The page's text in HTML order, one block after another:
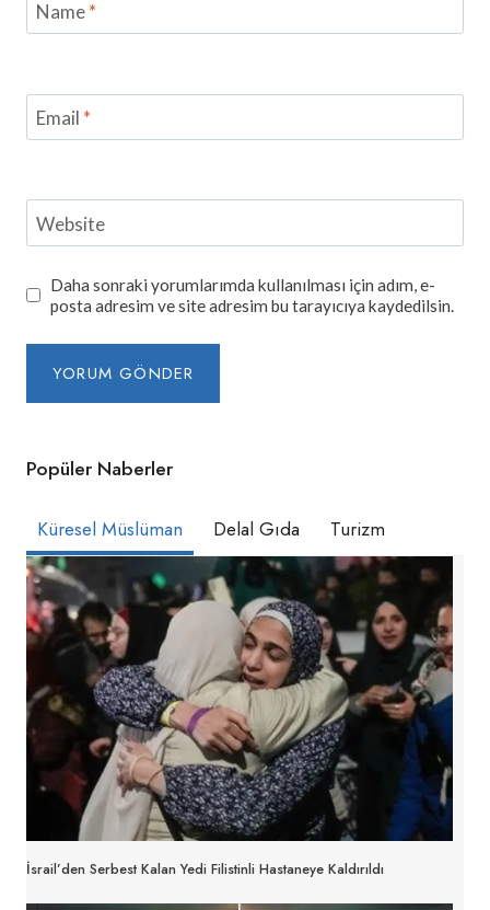
Name*
Email *
Website
Daha sonraki yorumlarımda kullanılması için adım, e-
posta adresim ve site adresim bu tarayıcıya kaydedilsin.
Popüler Naberler
Küresel Müslüman Delal Gıda Turizm
İsrail’den Serbest Kalan Yedi Filistinli Hastaneye Kaldırıldı